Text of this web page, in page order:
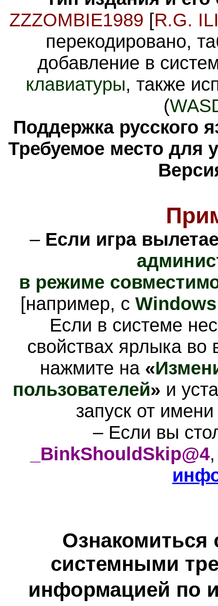
ZZZOMBIE1989 [R.G.
перекодировано,
добавление в
клавиатуры, также
(
Поддержка русского
Требуемое место для
– Если игра
в режиме
[например, с
Если в системе
свойствах ярлыка во
нажмите на «
пользователей» и
запуск от
– Если вы
_BinkShouldSkip@4
Ознакомиться
системными
информацией по